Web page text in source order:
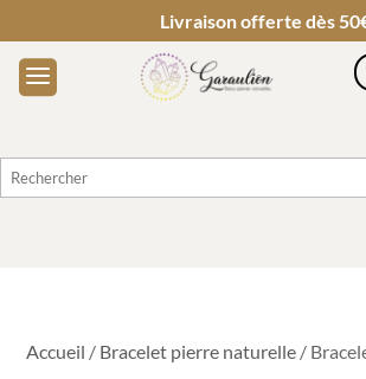
Livraison offerte dès
Accueil / Bracelet pierre naturelle /